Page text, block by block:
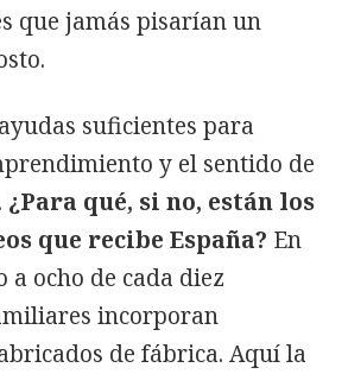
que jamás pisarían un
suficientes para
y el sentido de
¿Para qué, si no, están los
que recibe España? En
a ocho de cada diez
incorporan
de fábrica. Aquí la